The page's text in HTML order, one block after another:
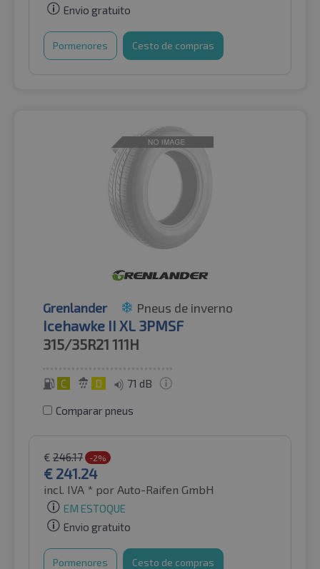
Envio gratuito
Pormenores Cesto de compras
Grenlander Pneus de inverno
Icehawke II XL 3PMSF
315/35R21 111H
C D 71 dB
Comparar pneus
€ 246.17 -2%
€ 241.24
incl. IVA * por Auto-Raifen GmbH
EM ESTOQUE
Envio gratuito
Pormenores Cesto de compras